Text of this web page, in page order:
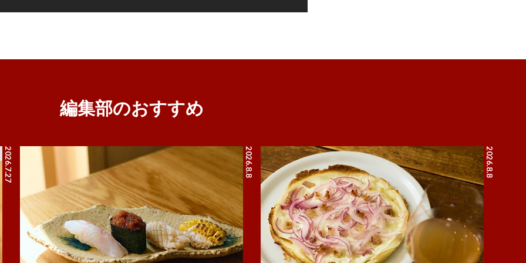
編集部のおすすめ
2026.7.27 2026.8.8 2026.8.8